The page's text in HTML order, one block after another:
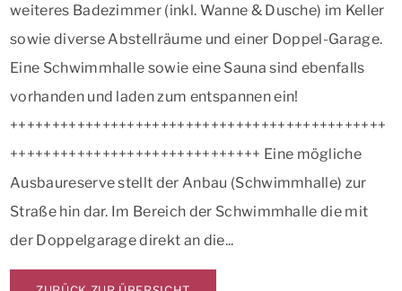
weiteres Badezimmer (inkl. Wanne & Dusche) im Keller
sowie diverse Abstellräume und einer Doppel-Garage.
Eine Schwimmhalle sowie eine Sauna sind ebenfalls
vorhanden und laden zum entspannen ein!
+++++++++++++++++++++++++++++++++++++++++++++
++++++++++++++++++++++++++++++ Eine mögliche
Ausbaureserve stellt der Anbau (Schwimmhalle) zur
Straße hin dar. Im Bereich der Schwimmhalle die mit
der Doppelgarage direkt an die...